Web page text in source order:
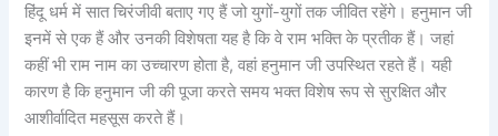
हिंदू धर्म में सात चिरंजीवी बताए गए हैं जो युगों-युगों तक जीवित रहेंगे। हनुमान जी
इनमें से एक हैं और उनकी विशेषता यह है कि वे राम भक्ति के प्रतीक हैं। जहां
कहीं भी राम नाम का उच्चारण होता है, वहां हनुमान जी उपस्थित रहते हैं। यही
कारण है कि हनुमान जी की पूजा करते समय भक्त विशेष रूप से सुरक्षित और
आशीर्वादित महसूस करते हैं।